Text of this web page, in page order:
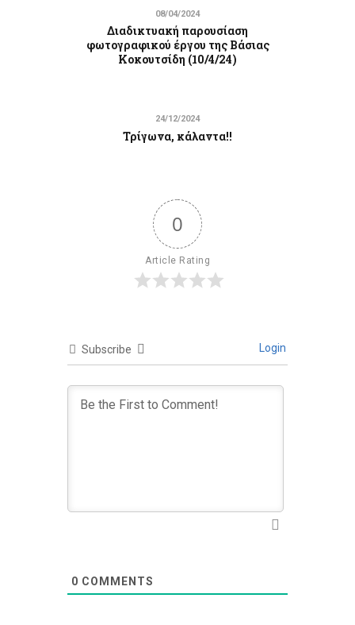
08/04/2024
Διαδικτυακή παρουσίαση
φωτογραφικού έργου της Βάσιας
Κοκουτσίδη (10/4/24)
24/12/2024
Τρίγωνα, κάλαντα!!
0
Article Rating
Subscribe Login
0 COMMENTS